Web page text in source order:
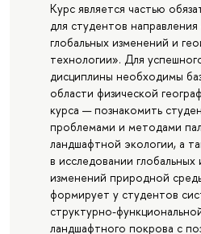
Курс является частью
для студентов направления
глобальных изменений и
технологии». Для
дисциплины необходимы
области физической
курса — познакомить
проблемами и методами
ландшафтной экологии, а
в исследовании глобальных
изменений природной
формирует у студентов
структурно-
ландшафтного покрова с